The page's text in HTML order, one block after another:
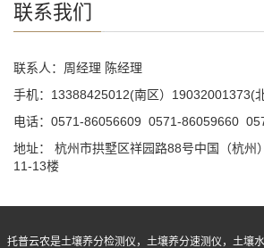
联系我们
联系人：周经理 陈经理
手机：13388425012(南区）19032001373(
电话：0571-86056609 0571-86059660
地址： 杭州市拱墅区祥园路88号中国（杭州
11-13楼
托普云农是土壤养分检测仪，土壤养分速测仪，土壤